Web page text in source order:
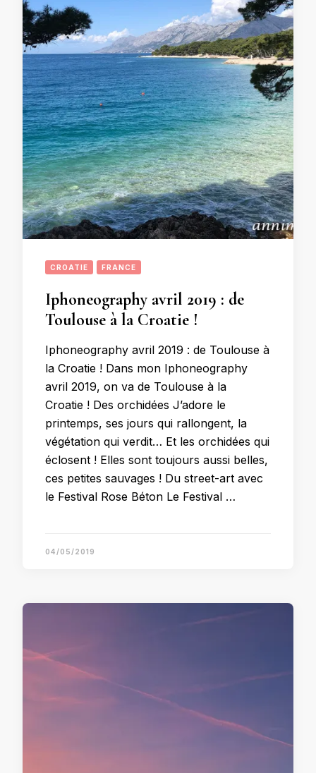
CROATIE FRANCE
Iphoneography avril 2019 : de
Toulouse à la Croatie !
Iphoneography avril 2019 : de Toulouse à
la Croatie ! Dans mon Iphoneography
avril 2019, on va de Toulouse à la
Croatie ! Des orchidées J’adore le
printemps, ses jours qui rallongent, la
végétation qui verdit… Et les orchidées qui
éclosent ! Elles sont toujours aussi belles,
ces petites sauvages ! Du street-art avec
le Festival Rose Béton Le Festival …
04/05/2019